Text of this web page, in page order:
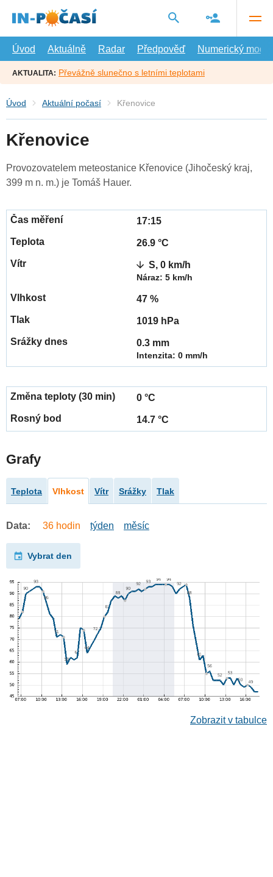
hlavní
Úvod
Aktuálně Radar Předpověď Numerický model
AKTUALITA: Převážně slunečno s letními teplotami
Úvod Aktuální počasí Křenovice
Křenovice
Provozovatelem meteostanice Křenovice (Jihočeský kraj,
399 m n. m.) je Tomáš Hauer.
17:15
26.9 °C
S, 0 km/h
Náraz: 5 km/h
47 %
1019 hPa
0.3 mm
Intenzita: 0 mm/h
0 °C
14.7 °C
Grafy
Teplota Vlhkost Vítr Srážky Tlak
Data: 36 hodin týden měsíc
Vybrat den
Zobrazit v tabulce